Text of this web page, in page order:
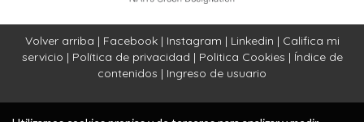
Volver arriba | Facebook| Instagram | Linkedin | Califica mi
servicio | Política de privacidad | Politica Cookies | Índice de
contenidos | Ingreso de usuario